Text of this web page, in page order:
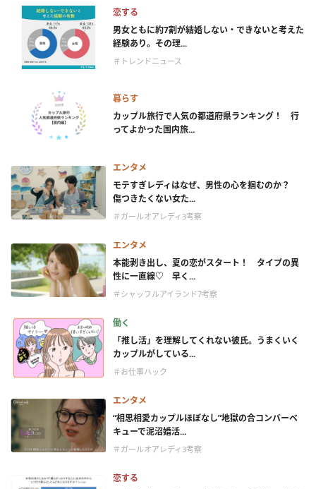
恋する
男女ともに約7割が結婚しない・できないと考えた
経験あり。その理...
＃トレンドニュース
暮らす
カップル旅行で人気の都道府県ランキング！ 行
ってよかった国内旅...
エンタメ
モテすぎレディはなぜ、男性の心を掴むのか？
傷つきたくない女た...
＃ガールオアレディ3考察
エンタメ
本能剥き出し、夏の恋がスタート！ タイプの異
性に一直線♡ 早く...
＃シャッフルアイランド7考察
働く
「推し活」を理解してくれない彼氏。うまくいく
カップルがしている...
＃お仕事ハック
エンタメ
“相思相愛カップルほぼなし”地獄の合コンバーベ
キューで泥沼婚活...
＃ガールオアレディ3考察
恋する